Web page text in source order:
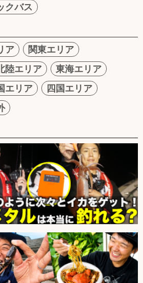
クバス
ア
関東エリア
陸エリア
東海エリア
エリア
四国エリア